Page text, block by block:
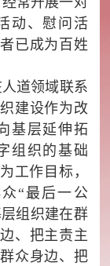
动、慰问活
已成为百姓
道领域联系
建设作为改
基层延伸拓
组织的基础
工作目标，
“最后一公
组织建在群
、把主责主
众身边、把